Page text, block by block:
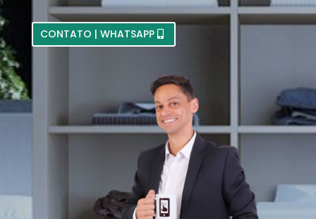
CONTATO | WHATSAPP